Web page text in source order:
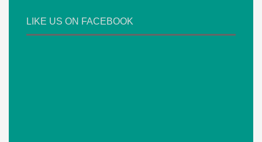
LIKE US ON FACEBOOK